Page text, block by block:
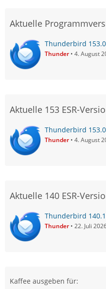
Aktuelle
Thunderbird
Thunder 4. August
Aktuelle 153 ESR-
Thunderbird
Thunder 4. August
Aktuelle 140 ESR-
Thunderbird
Thunder 22. Juli
Kaffee ausgeben für: